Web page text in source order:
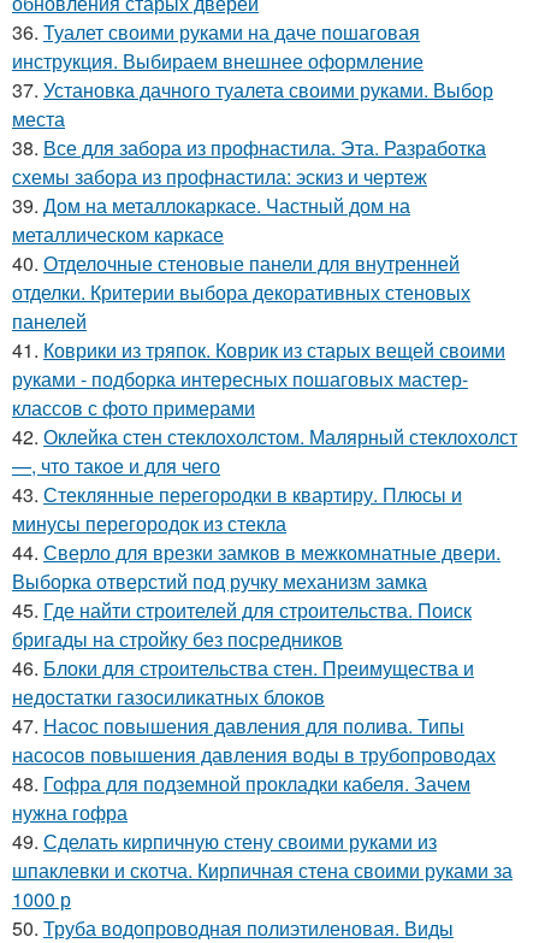
36. Туалет своими руками на даче пошаговая
инструкция. Выбираем внешнее оформление
37. Установка дачного туалета своими руками. Выбор
места
38. Все для забора из профнастила. Эта. Разработка
схемы забора из профнастила: эскиз и чертеж
39. Дом на металлокаркасе. Частный дом на
металлическом каркасе
40. Отделочные стеновые панели для внутренней
отделки. Критерии выбора декоративных стеновых
панелей
41. Коврики из тряпок. Коврик из старых вещей своими
руками - подборка интересных пошаговых мастер-
классов с фото примерами
42. Оклейка стен стеклохолстом. Малярный стеклохолст
—, что такое и для чего
43. Стеклянные перегородки в квартиру. Плюсы и
минусы перегородок из стекла
44. Сверло для врезки замков в межкомнатные двери.
Выборка отверстий под ручку механизм замка
45. Где найти строителей для строительства. Поиск
бригады на стройку без посредников
46. Блоки для строительства стен. Преимущества и
недостатки газосиликатных блоков
47. Насос повышения давления для полива. Типы
насосов повышения давления воды в трубопроводах
48. Гофра для подземной прокладки кабеля. Зачем
нужна гофра
49. Сделать кирпичную стену своими руками из
шпаклевки и скотча. Кирпичная стена своими руками за
1000 р
50. Труба водопроводная полиэтиленовая. Виды